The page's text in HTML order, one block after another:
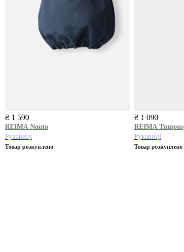
₴ 1 590
REIMA Nouto
Рукавиці
Товар розкуплено
₴ 1 090
REIMA Tumpus
Рукавиці
Товар розкуплено